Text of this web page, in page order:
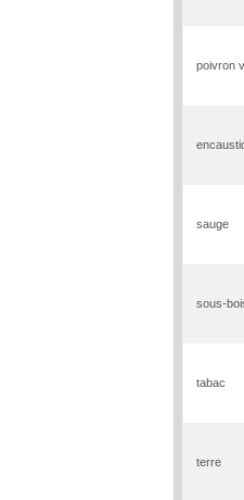
poivron
sauge
sous-
tabac
terre